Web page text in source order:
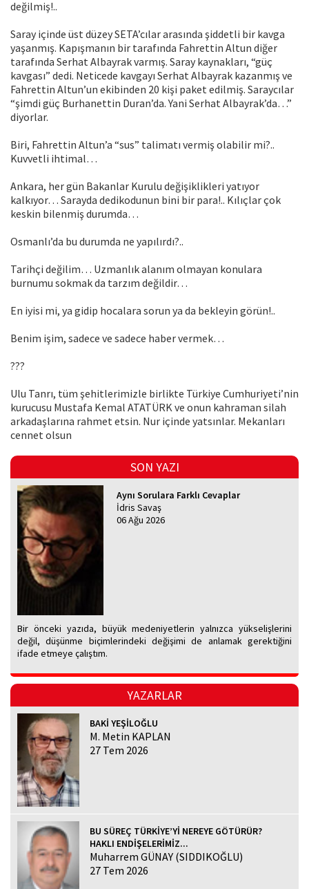
değilmiş!..
Saray içinde üst düzey SETA’cılar arasında şiddetli bir kavga
yaşanmış. Kapışmanın bir tarafında Fahrettin Altun diğer
tarafında Serhat Albayrak varmış. Saray kaynakları, “güç
kavgası” dedi. Neticede kavgayı Serhat Albayrak kazanmış ve
Fahrettin Altun’un ekibinden 20 kişi paket edilmiş. Saraycılar
“şimdi güç Burhanettin Duran’da. Yani Serhat Albayrak’da…”
diyorlar.
Biri, Fahrettin Altun’a “sus” talimatı vermiş olabilir mi?..
Kuvvetli ihtimal…
Ankara, her gün Bakanlar Kurulu değişiklikleri yatıyor
kalkıyor… Sarayda dedikodunun bini bir para!.. Kılıçlar çok
keskin bilenmiş durumda…
Osmanlı’da bu durumda ne yapılırdı?..
Tarihçi değilim… Uzmanlık alanım olmayan konulara
burnumu sokmak da tarzım değildir…
En iyisi mi, ya gidip hocalara sorun ya da bekleyin görün!..
Benim işim, sadece ve sadece haber vermek…
???
Ulu Tanrı, tüm şehitlerimizle birlikte Türkiye Cumhuriyeti’nin
kurucusu Mustafa Kemal ATATÜRK ve onun kahraman silah
arkadaşlarına rahmet etsin. Nur içinde yatsınlar. Mekanları
cennet olsun
SON YAZI
Aynı Sorulara Farklı Cevaplar
İdris Savaş
06 Ağu 2026
Bir önceki yazıda, büyük medeniyetlerin yalnızca yükselişlerini
değil, düşünme biçimlerindeki değişimi de anlamak gerektiğini
ifade etmeye çalıştım.
YAZARLAR
BAKİ YEŞİLOĞLU
M. Metin KAPLAN
27 Tem 2026
BU SÜREÇ TÜRKİYE’Yİ NEREYE GÖTÜRÜR?
HAKLI ENDİŞELERİMİZ...
Muharrem GÜNAY (SIDDIKOĞLU)
27 Tem 2026